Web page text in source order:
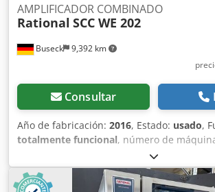
Buseck 9,392 km
AMPLIFICADOR COMBINADO
Rational SCC WE 202
Consultar
Año de fabricación: 2016, Estado: usado,
totalmente funcional, número de
, Se trata de un horno
WE 202, versión eléctrica, del fabricante
Rational, fabricado en 2016. El horno